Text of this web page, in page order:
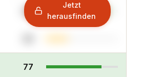
89
77
Jetzt
herausfinden